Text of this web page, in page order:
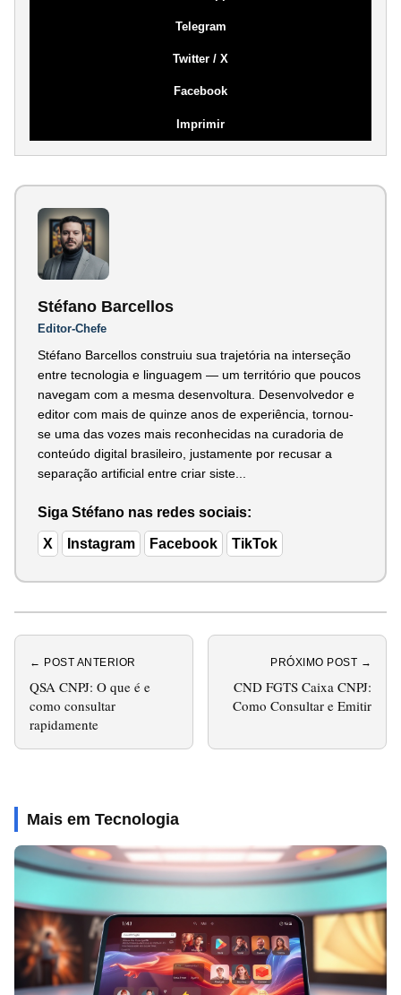
Telegram
Twitter / X
Facebook
Imprimir
Stéfano Barcellos
Editor-Chefe
Stéfano Barcellos construiu sua trajetória na interseção
entre tecnologia e linguagem — um território que poucos
navegam com a mesma desenvoltura. Desenvolvedor e
editor com mais de quinze anos de experiência, tornou-
se uma das vozes mais reconhecidas na curadoria de
conteúdo digital brasileiro, justamente por recusar a
separação artificial entre criar siste...
Siga Stéfano nas redes sociais:
X Instagram Facebook TikTok
← POST ANTERIOR
QSA CNPJ: O que é e
como consultar
rapidamente
PRÓXIMO POST →
CND FGTS Caixa CNPJ:
Como Consultar e Emitir
Mais em Tecnologia